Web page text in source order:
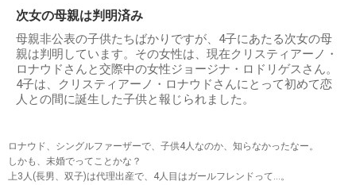
次女の母親は判明済み
母親非公表の子供たちばかりですが、4子にあたる次女の母
親は判明しています。その女性は、現在クリスティアーノ・
ロナウドさんと交際中の女性ジョージナ・ロドリゲスさん。
4子は、クリスティアーノ・ロナウドさんにとって初めて恋
人との間に誕生した子供と報じられました。
ロナウド、シングルファーザーで、子供4人なのか、知らなかったなー。
しかも、未婚でってことかな？
上3人(長男、双子)は代理出産で、4人目はガールフレンドって…。